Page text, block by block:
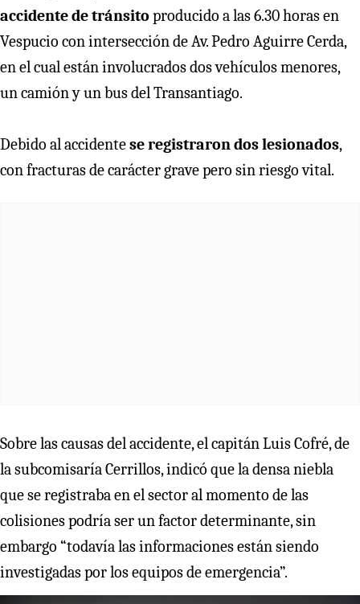
accidente de tránsito producido a las 6.30 horas en
Vespucio con intersección de Av. Pedro Aguirre Cerda,
en el cual están involucrados dos vehículos menores,
un camión y un bus del Transantiago.
Debido al accidentese registraron dos lesionados,
con fracturas de carácter grave pero sin riesgo vital.
Sobre las causas del accidente, el capitán Luis Cofré, de
la subcomisaría Cerrillos, indicó que la densa niebla
que se registraba en el sector al momento de las
colisiones podría ser un factor determinante, sin
embargo “todavía las informaciones están siendo
investigadas por los equipos de emergencia”.